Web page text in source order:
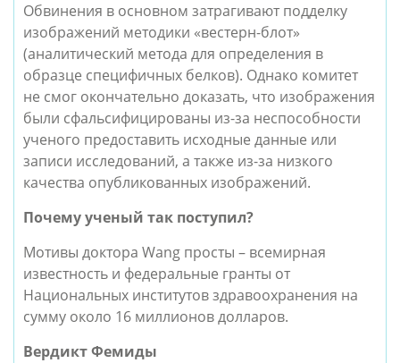
Обвинения в основном затрагивают подделку
изображений методики «вестерн-блот»
(аналитический метода для определения в
образце специфичных белков). Однако комитет
не смог окончательно доказать, что изображения
были сфальсифицированы из-за неспособности
ученого предоставить исходные данные или
записи исследований, а также из-за низкого
качества опубликованных изображений.
Почему ученый так поступил?
Мотивы доктора Wang просты – всемирная
известность и федеральные гранты от
Национальных институтов здравоохранения на
сумму около 16 миллионов долларов.
Вердикт Фемиды